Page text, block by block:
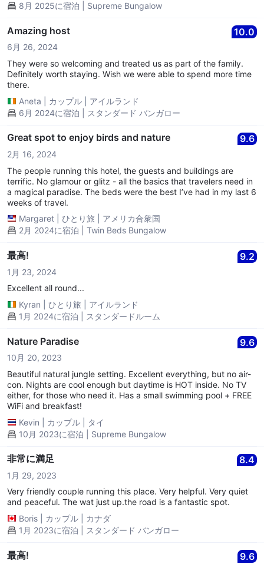
8月 2025に宿泊 | Supreme Bungalow
Amazing host 10.0
6月 26, 2024
They were so welcoming and treated us as part of the family.
Definitely worth staying. Wish we were able to spend more time
there.
Aneta
カップル
アイルランド
6月 2024に宿泊 | スタンダード バンガロー
Great spot to enjoy birds and nature 9.6
2月 16, 2024
The people running this hotel, the guests and buildings are
terrific. No glamour or glitz - all the basics that travelers need in
a magical paradise. The beds were the best I’ve had in my last 6
weeks of travel.
Margaret
ひとり旅
アメリカ合衆国
2月 2024に宿泊 | Twin Beds Bungalow
最高! 9.2
1月 23, 2024
Excellent all round...
Kyran
ひとり旅
アイルランド
1月 2024に宿泊 | スタンダードルーム
Nature Paradise 9.6
10月 20, 2023
Beautiful natural jungle setting. Excellent everything, but no air-
con. Nights are cool enough but daytime is HOT inside. No TV
either, for those who need it. Has a small swimming pool + FREE
WiFi and breakfast!
Kevin
カップル
タイ
10月 2023に宿泊 | Supreme Bungalow
非常に満足 8.4
1月 29, 2023
Very friendly couple running this place. Very helpful. Very quiet
and peaceful. The wat just up.the road is a fantastic spot.
Boris
カップル
カナダ
1月 2023に宿泊 | スタンダード バンガロー
最高! 9.6